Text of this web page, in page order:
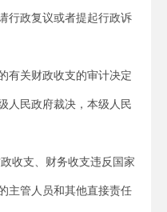
行政复议或者提起行政诉
有关财政收支的审计决定
人民政府裁决，本级人民
收支、财务收支违反国家
主管人员和其他直接责任